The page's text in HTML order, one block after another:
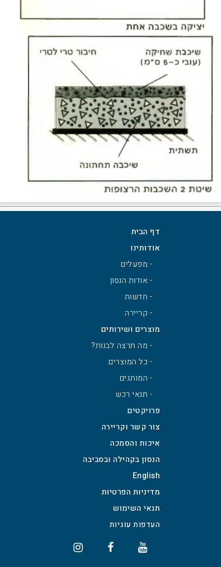
דף הבית
אודותינו
- מפעלים
- אודות הנסון
- חדשות
- קריירה
מוצרים ושירותים
- מה תרצה לבנות?
- כל המוצרים
- המותגים
- תנאי רכש
פרויקטים
צור קשר וקריירה
איכות והסמכה
הנסון בקהילה ובסביבה
English
מדיניות הפרטיות
תנאי השימוש